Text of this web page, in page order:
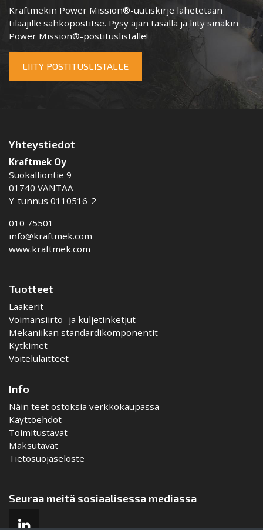
Kraftmekin Power Mission®-uutiskirje lähetetään
tilaajille sähköpostitse. Pysy ajan tasalla ja liity sinäkin
Power Mission®-postituslistalle!
LIITY POSTITUSLISTALLE
Yhteystiedot
Kraftmek Oy
Suokalliontie 9
01740 VANTAA
Y-tunnus 0110516-2
010 75501
info@kraftmek.com
www.kraftmek.com
Tuotteet
Laakerit
Voimansiirto- ja kuljetinketjut
Mekaniikan standardikomponentit
Kytkimet
Voitelulaitteet
Info
Näin teet ostoksia verkkokaupassa
Käyttöehdot
Toimitustavat
Maksutavat
Tietosuojaseloste
Seuraa meitä sosiaalisessa mediassa